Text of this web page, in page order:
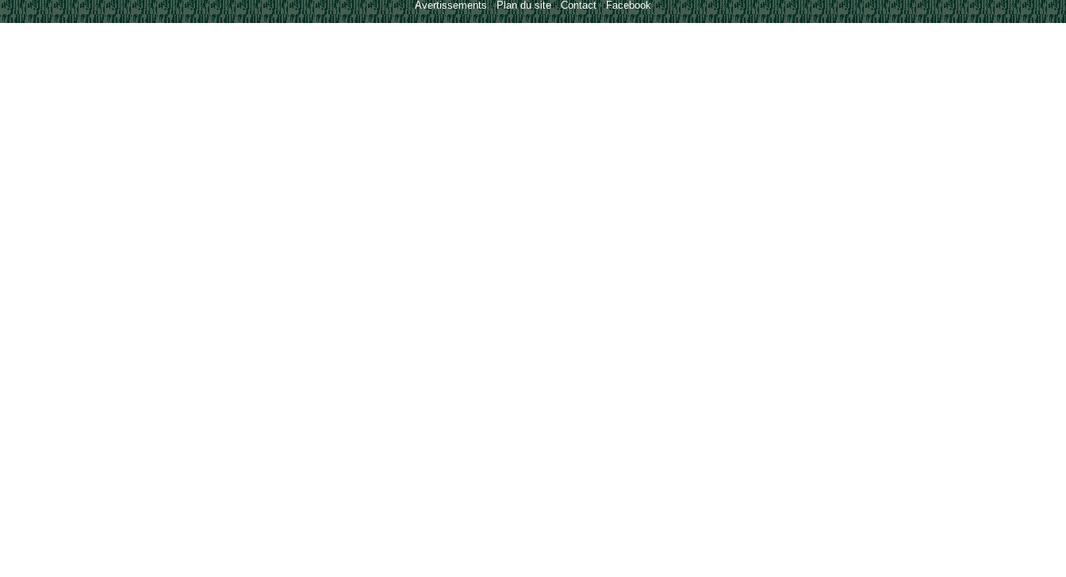
Avertissements-Plan du site-Contact-Facebook